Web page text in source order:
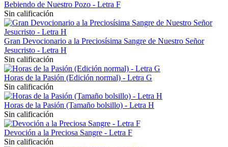
Bebiendo de Nuestro Pozo - Letra F
Sin calificación
Gran Devocionario a la Preciosísima Sangre de Nuestro Señor
Jesucristo - Letra H
Sin calificación
Horas de la Pasión (Edición normal) - Letra G
Sin calificación
Horas de la Pasión (Tamaño bolsillo) - Letra H
Sin calificación
Devoción a la Preciosa Sangre - Letra F
Sin calificación